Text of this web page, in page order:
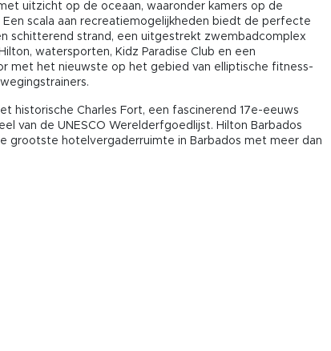
uitzicht op de oceaan, waaronder kamers op de
scala aan recreatiemogelijkheden biedt de perfecte
schitterend strand, een uitgestrekt zwembadcomplex
watersporten, Kidz Paradise Club en een
met het nieuwste op het gebied van elliptische fitness-
historische Charles Fort, een fascinerend 17e-eeuws
van de UNESCO Werelderfgoedlijst. Hilton Barbados
grootste hotelvergaderruimte in Barbados met meer dan